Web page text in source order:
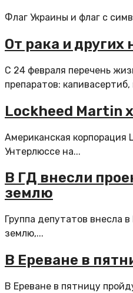
Флаг Украины и флаг с
От рака и других
С 24 февраля перечень
препаратов:
Lockheed Martin
Американская корпорация
Унтерлюссе на...
В ГД внесли
землю
Группа депутатов внесла
землю,...
В Ереване в
В Ереване в пятницу